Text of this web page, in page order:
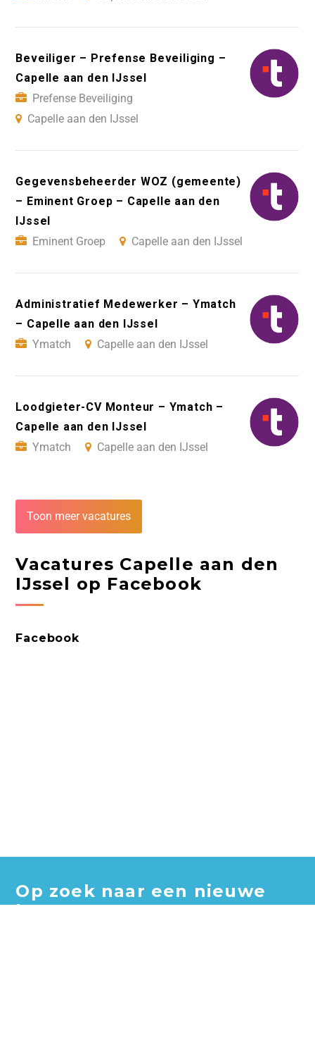
Beveiliger – Prefense Beveiliging –
Capelle aan den IJssel
Prefense Beveiliging
Capelle aan den IJssel
Gegevensbeheerder WOZ (gemeente)
– Eminent Groep – Capelle aan den
IJssel
Eminent Groep
Capelle aan den IJssel
Administratief Medewerker – Ymatch
– Capelle aan den IJssel
Ymatch
Capelle aan den IJssel
Loodgieter-CV Monteur – Ymatch –
Capelle aan den IJssel
Ymatch
Capelle aan den IJssel
Toon meer vacatures
Vacatures Capelle aan den
IJssel op Facebook
Facebook
Op zoek naar een nieuwe
baan?